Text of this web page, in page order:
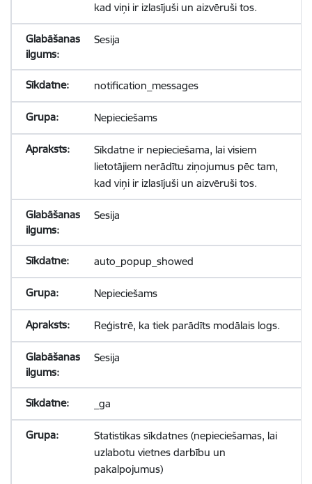
kad viņi ir izlasījuši un aizvēruši tos.
Sesija
notification_messages
Nepieciešams
Sīkdatne ir nepieciešama, lai visiem
lietotājiem nerādītu ziņojumus pēc tam,
kad viņi ir izlasījuši un aizvēruši tos.
Sesija
auto_popup_showed
Nepieciešams
Reģistrē, ka tiek parādīts modālais logs.
Sesija
_ga
Statistikas sīkdatnes (nepieciešamas, lai
uzlabotu vietnes darbību un
pakalpojumus)